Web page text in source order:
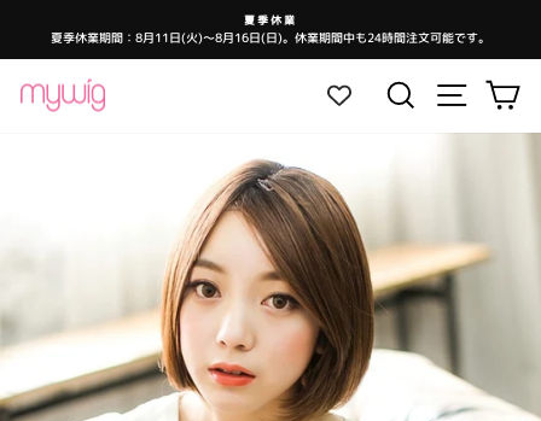
テ
ス
時
停
止
し
ま
す
夏季休業
夏季休業期間：8月11日(火)～8月16日(日)。休業期間中も24時間注文可能です。
検索 サイトカ